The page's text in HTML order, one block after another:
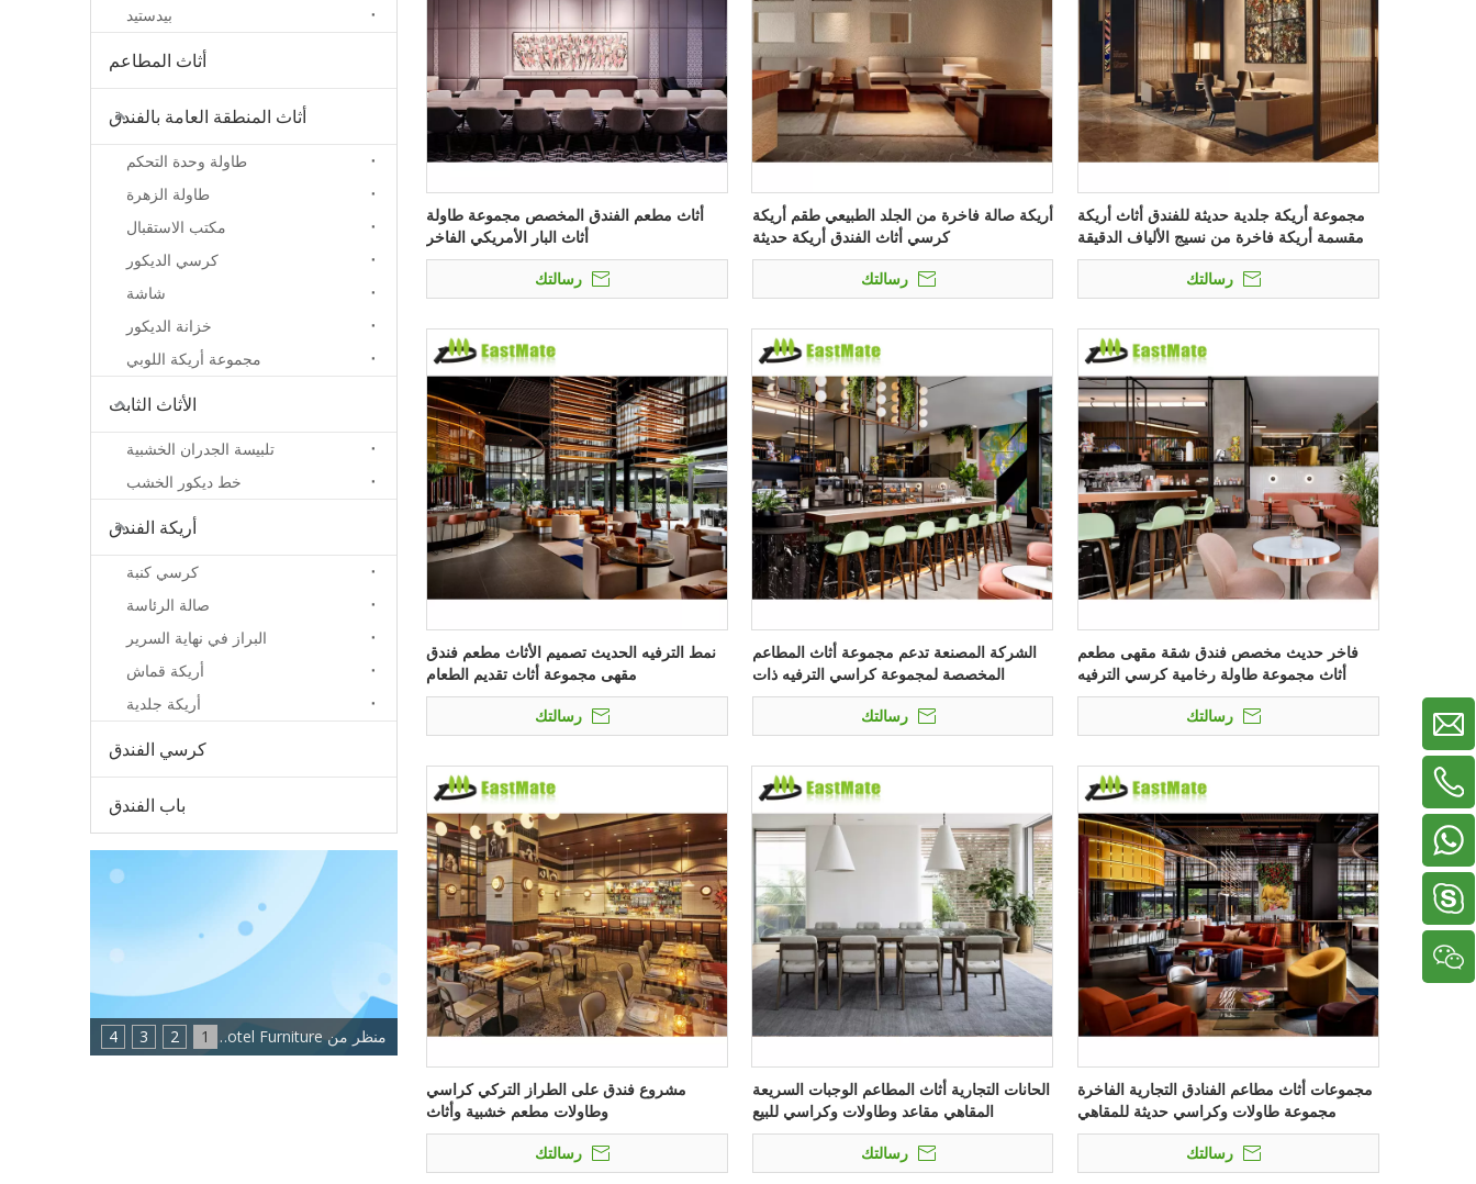
بيدستيد
أثاث المطاعم
أثاث المنطقة العامة بالفندق
طاولة وحدة التحكم
طاولة الزهرة
مكتب الاستقبال
كرسي الديكور
شاشة
خزانة الديكور
مجموعة أريكة اللوبي
الأثاث الثابت
تلبيسة الجدران الخشبية
خط ديكور الخشب
أريكة الفندق
كرسي كنبة
صالة الرئاسة
البراز في نهاية السرير
أريكة قماش
أريكة جلدية
كرسي الفندق
باب الفندق
1
2
3
4 منظر من Eastmate Hotel Furniture: اتجاه جديد لصناعة أثاث الفنادق
مجموعة أريكة جلدية حديثة للفندق أثاث أريكة
مقسمة أريكة فاخرة من نسيج الألياف الدقيقة
رسالتك
أريكة صالة فاخرة من الجلد الطبيعي طقم أريكة
كرسي أثاث الفندق أريكة حديثة
رسالتك
أثاث مطعم الفندق المخصص مجموعة طاولة
أثاث البار الأمريكي الفاخر
رسالتك
فاخر حديث مخصص فندق شقة مقهى مطعم
أثاث مجموعة طاولة رخامية كرسي الترفيه
مجموعة
رسالتك
الشركة المصنعة تدعم مجموعة أثاث المطاعم
المخصصة لمجموعة كراسي الترفيه ذات
الطاولة الرخامية
رسالتك
نمط الترفيه الحديث تصميم الأثاث مطعم فندق
مقهى مجموعة أثاث تقديم الطعام
رسالتك
مجموعات أثاث مطاعم الفنادق التجارية الفاخرة
مجموعة طاولات وكراسي حديثة للمقاهي
والمطاعم
رسالتك
الحانات التجارية أثاث المطاعم الوجبات السريعة
المقاهي مقاعد وطاولات وكراسي للبيع
رسالتك
مشروع فندق على الطراز التركي كراسي
وطاولات مطعم خشبية وأثاث
رسالتك